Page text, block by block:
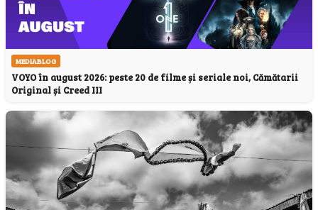
MEDIABLOG
VOYO în august 2026: peste 20 de filme și seriale noi, Cămătarii
Original și Creed III